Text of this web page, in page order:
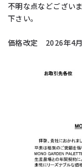
不明な点などござい
下さい。
価格改定 2026年4